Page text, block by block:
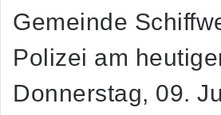
Gemeinde
Polizei am
Donnerstag, 09.